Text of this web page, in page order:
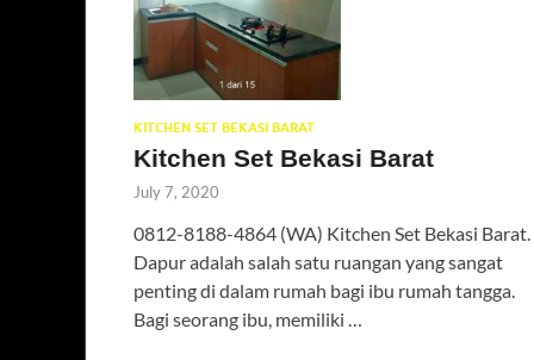
KITCHEN SET BEKASI BARAT
Kitchen Set Bekasi Barat
July 7, 2020
0812-8188-4864 (WA) Kitchen Set Bekasi Barat.
Dapur adalah salah satu ruangan yang sangat
penting di dalam rumah bagi ibu rumah tangga.
Bagi seorang ibu, memiliki …